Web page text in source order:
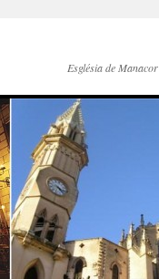
Església de Manacor